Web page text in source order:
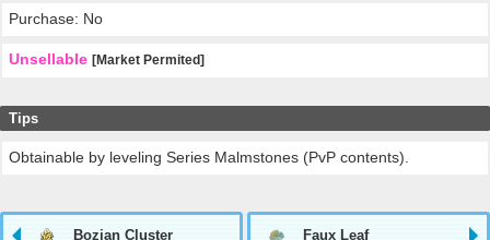
Purchase: No
Unsellable [Market Permited]
Tips
Obtainable by leveling Series Malmstones (PvP contents).
Bozjan Cluster Faux Leaf